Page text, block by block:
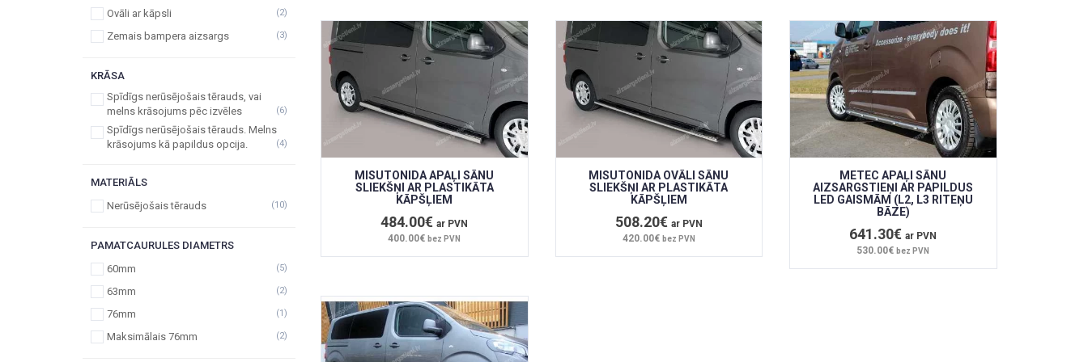
Ovāli ar kāpsli (2)
Zemais bampera aizsargs (3)
KRĀSA
Spīdīgs nerūsējošais tērauds, vai
melns krāsojums pēc izvēles
(6)
Spīdīgs nerūsējošais tērauds. Melns
krāsojums kā papildus opcija.
(4)
MATERIĀLS
Nerūsējošais tērauds
(10)
PAMATCAURULES DIAMETRS
60mm
(5)
63mm (2)
76mm (1)
Maksimālais 76mm (2)
MISUTONIDA APAĻI SĀNU
SLIEKŠŅI AR PLASTIKĀTA
KĀPŠĻIEM
484.00€ar PVN
400.00€bez PVN
MISUTONIDA OVĀLI SĀNU
SLIEKŠŅI AR PLASTIKĀTA
KĀPŠĻIEM
508.20€ ar PVN
420.00€ bez PVN
METEC APAĻI SĀNU
AIZSARGSTIEŅI AR PAPILDUS
LED GAISMĀM (L2, L3 RITEŅU
BĀZE)
641.30€ar PVN
530.00€bez PVN